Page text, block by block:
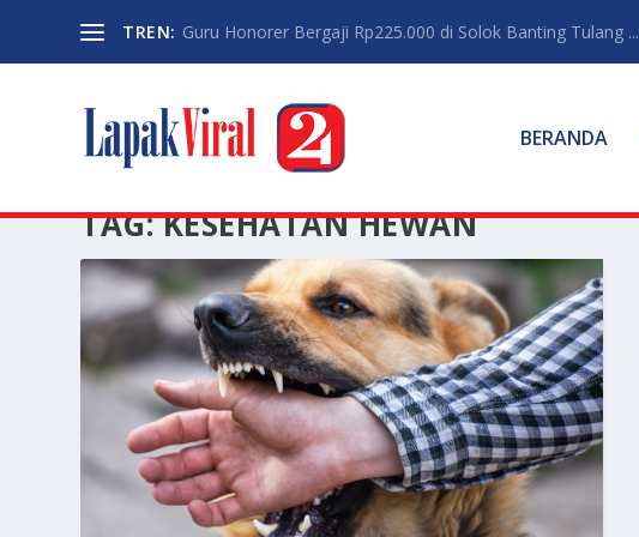
TREN: Guru Honorer Bergaji Rp225.000 di Solok Banting Tulang ...
BERANDA
TAG:KESEHATAN HEWAN